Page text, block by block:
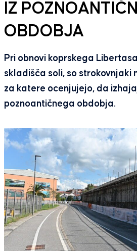
IZ
OBDOBJA
Pri obnovi koprskega
skladišča soli, so strokovnjaki
za katere ocenjujejo, da
poznoantičnega obdobja.